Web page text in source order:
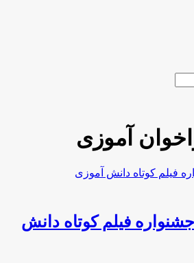
آموزی
جشنواره فیلم کوتاه دانش